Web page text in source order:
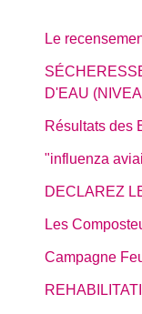
Le
D'EAU
Résultats des
"influenza
DECLAREZ
Les
Campagne